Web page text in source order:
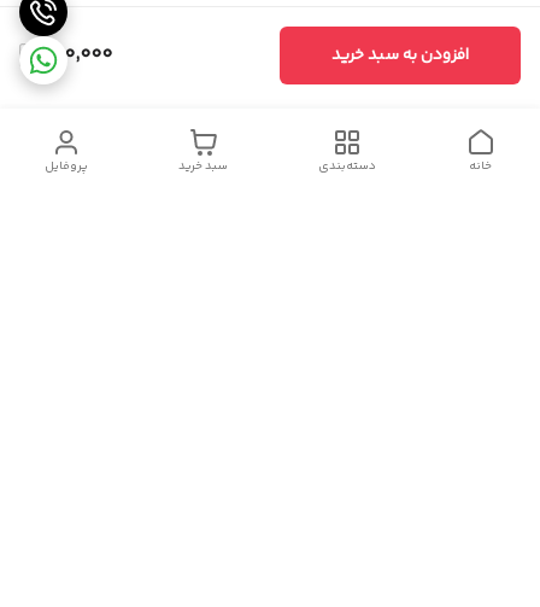
680,000 افزودن به سبد خرید
پروفایل سبد خرید دسته‌بندی خانه